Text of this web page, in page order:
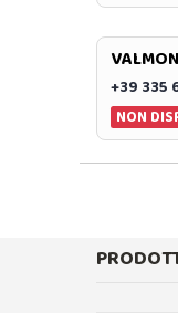
+39 335
NON